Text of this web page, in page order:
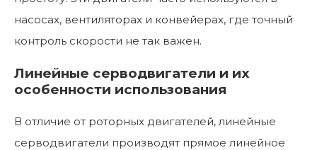
насосах, вентиляторах и конвейерах, где точный
контроль скорости не так важен.
Линейные серводвигатели и их
особенности использования
В отличие от роторных двигателей, линейные
серводвигатели производят прямое линейное